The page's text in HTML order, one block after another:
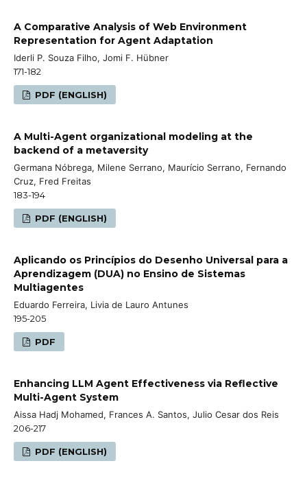
A Comparative Analysis of Web Environment
Representation for Agent Adaptation
Iderli P. Souza Filho, Jomi F. Hübner
171-182
PDF (ENGLISH)
A Multi-Agent organizational modeling at the
backend of a metaversity
Germana Nóbrega, Milene Serrano, Maurício Serrano, Fernando
Cruz, Fred Freitas
183-194
PDF (ENGLISH)
Aplicando os Princípios do Desenho Universal para a
Aprendizagem (DUA) no Ensino de Sistemas
Multiagentes
Eduardo Ferreira, Livia de Lauro Antunes
195-205
PDF
Enhancing LLM Agent Effectiveness via Reflective
Multi-Agent System
Aissa Hadj Mohamed, Frances A. Santos, Julio Cesar dos Reis
206-217
PDF (ENGLISH)